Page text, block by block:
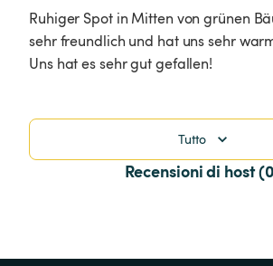
Ruhiger Spot in Mitten von grünen
sehr freundlich und hat uns sehr
Uns hat es sehr gut gefallen!
Tutto
Recensioni di host